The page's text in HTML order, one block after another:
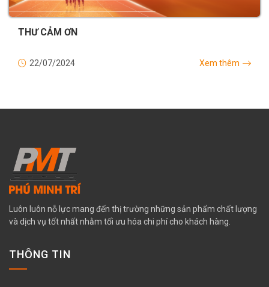
THƯ CẢM ƠN
22/07/2024 Xem thêm
Luôn luôn nỗ lực mang đến thị trường những sản phẩm chất lượng
và dịch vụ tốt nhất nhằm tối ưu hóa chi phí cho khách hàng.
THÔNG TIN